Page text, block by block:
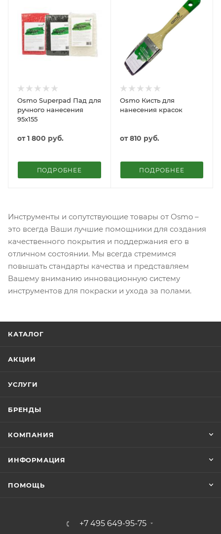
Osmo Superpad Пад для
ручного нанесения
95x155
от1 800 руб.
ПОДРОБНЕЕ
Osmo Кисть для
нанесения красок
от810 руб.
ПОДРОБНЕЕ
Инструменты и сопутствующие товары от Osmo –
это всегда Ваши лучшие помощники для создания
качественного покрытия и поддержания его в
отличном состоянии. Мы всегда стремимся
повышать стандарты качества и представляем
Вашему вниманию инновационную систему
инструментов для покраски и ухода за полами.
КАТАЛОГ
АКЦИИ
УСЛУГИ
БРЕНДЫ
КОМПАНИЯ
ИНФОРМАЦИЯ
ПОМОЩЬ
+7 495 649-95-75